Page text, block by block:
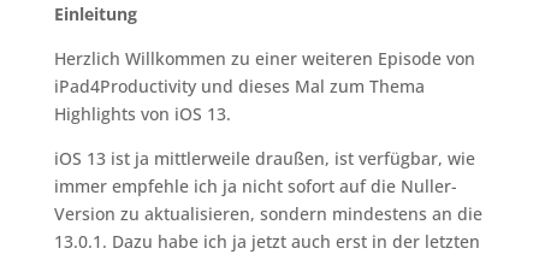
Einleitung
Herzlich Willkommen zu einer weiteren Episode von
iPad4Productivity und dieses Mal zum Thema
Highlights von iOS 13.
iOS 13 ist ja mittlerweile draußen, ist verfügbar, wie
immer empfehle ich ja nicht sofort auf die Nuller-
Version zu aktualisieren, sondern mindestens an die
13.0.1. Dazu habe ich ja jetzt auch erst in der letzten